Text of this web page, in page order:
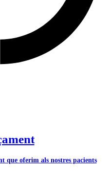
que oferim als nostres pacients